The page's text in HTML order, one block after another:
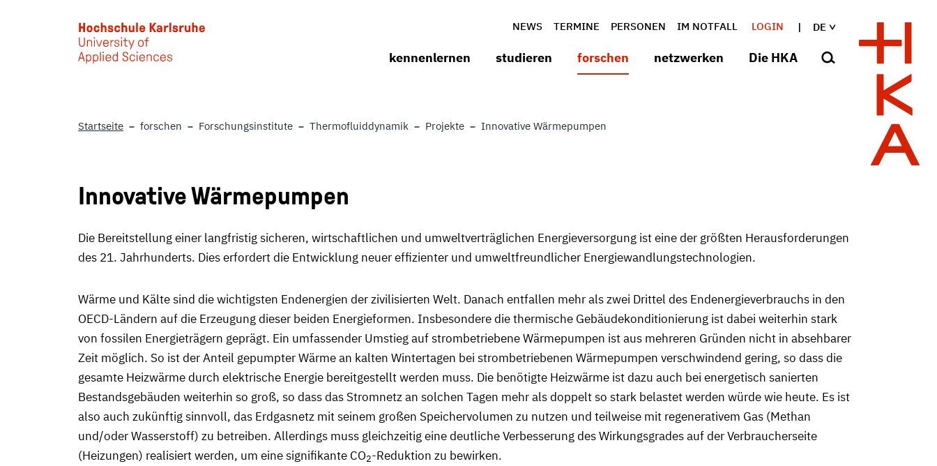
DE
NEWS TERMINE PERSONEN IM NOTFALL LOGIN
kennenlernen studieren forschen netzwerken Die HKA
Startseite forschen Forschungsinstitute Thermofluiddynamik Projekte Innovative Wärmepumpen
Innovative Wärmepumpen
Die Bereitstellung einer langfristig sicheren, wirtschaftlichen und umweltverträglichen Energieversorgung ist eine der größten Herausforderungen
des 21. Jahrhunderts. Dies erfordert die Entwicklung neuer effizienter und umweltfreundlicher Energiewandlungstechnologien.
Wärme und Kälte sind die wichtigsten Endenergien der zivilisierten Welt. Danach entfallen mehr als zwei Drittel des Endenergieverbrauchs in den
OECD-Ländern auf die Erzeugung dieser beiden Energieformen. Insbesondere die thermische Gebäudekonditionierung ist dabei weiterhin stark
von fossilen Energieträgern geprägt. Ein umfassender Umstieg auf strombetriebene Wärmepumpen ist aus mehreren Gründen nicht in absehbarer
Zeit möglich. So ist der Anteil gepumpter Wärme an kalten Wintertagen bei strombetriebenen Wärmepumpen verschwindend gering, so dass die
gesamte Heizwärme durch elektrische Energie bereitgestellt werden muss. Die benötigte Heizwärme ist dazu auch bei energetisch sanierten
Bestandsgebäuden weiterhin so groß, so dass das Stromnetz an solchen Tagen mehr als doppelt so stark belastet werden würde wie heute. Es ist
also auch zukünftig sinnvoll, das Erdgasnetz mit seinem großen Speichervolumen zu nutzen und teilweise mit regenerativem Gas (Methan
und/oder Wasserstoff) zu betreiben. Allerdings muss gleichzeitig eine deutliche Verbesserung des Wirkungsgrades auf der Verbraucherseite
(Heizungen) realisiert werden, um eine signifikante CO2-Reduktion zu bewirken.